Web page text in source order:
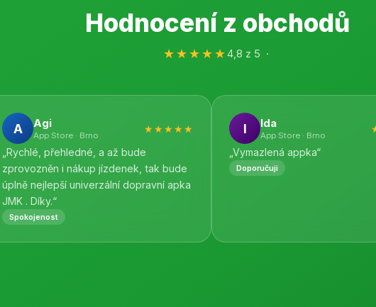
Hodnocení z obchodů
★★★★★4,8 z 5 ·
A Agi
App Store · Brno
★★★★★
„Rychlé, přehledné, a až bude
zprovozněn i nákup jízdenek, tak bude
úplně nejlepší univerzální dopravní apka
JMK . Díky.“
Spokojenost
I Ida
App Store · Brno
„Vymazlená appka“
Doporučuji